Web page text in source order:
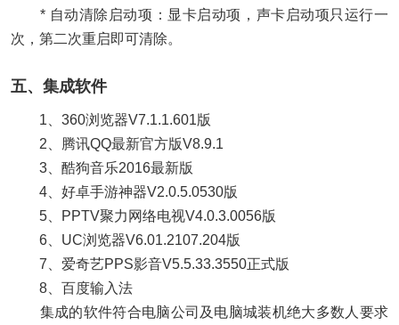
* 自动清除启动项：显卡启动项，声卡启动项只运行一
次，第二次重启即可清除。
五、集成软件
1、360浏览器V7.1.1.601版
2、腾讯QQ最新官方版V8.9.1
3、酷狗音乐2016最新版
4、好卓手游神器V2.0.5.0530版
5、PPTV聚力网络电视V4.0.3.0056版
6、UC浏览器V6.01.2107.204版
7、爱奇艺PPS影音V5.5.33.3550正式版
8、百度输入法
集成的软件符合电脑公司及电脑城装机绝大多数人要求